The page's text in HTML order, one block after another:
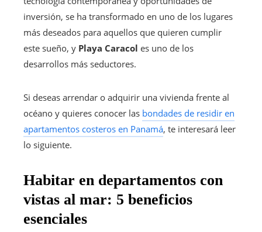
inversión, se ha transformado en uno de los lugares
más deseados para aquellos que quieren cumplir
este sueño, y Playa Caracol es uno de los
desarrollos más seductores.
Si deseas arrendar o adquirir una vivienda frente al
océano y quieres conocer las bondades de residir en
apartamentos costeros en Panamá, te interesará leer
lo siguiente.
Habitar en departamentos con
vistas al mar: 5 beneficios
esenciales